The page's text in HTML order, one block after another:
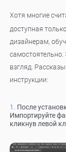
Хотя многие
доступная
дизайнерам,
самостоятельно.
взгляд.
инструкции:
После
Импортируйте
кликнув левой